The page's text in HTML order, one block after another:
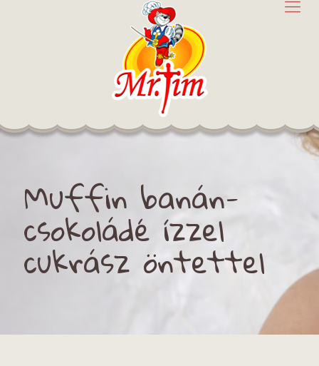
Muffin banán-
csokoládé ízzel
cukrász öntettel